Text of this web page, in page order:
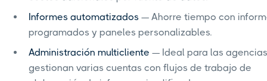
Informes automatizados — Ahorre tiempo con
programados y paneles personalizables.
Administración multicliente — Ideal para las
gestionan varias cuentas con flujos de trabajo de